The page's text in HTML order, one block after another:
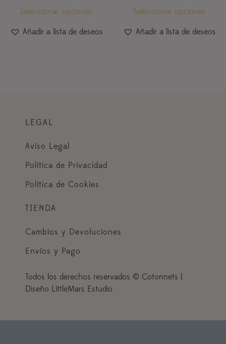
Seleccionar opciones
Añadir a lista de deseos
Seleccionar opciones
Añadir a lista de deseos
LEGAL
Aviso Legal
Política de Privacidad
Política de Cookies
TIENDA
Cambios y Devoluciones
Envíos y Pago
Todos los derechos reservados © Cotonnets |
Diseño LittleMars Estudio